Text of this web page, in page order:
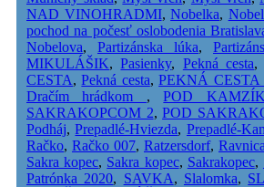
NAD VINOHRADMI,Nobelka,
pochod na počesť oslobodenia
Nobelova, Partizánska lúka,
MIKULÁŠIK,Pasienky, Pekná cesta,
CESTA,Pekná cesta,PEKNÁ CESTA
Dračím hrádkom ,POD
SAKRAKOPCOM 2,POD
Podháj,Prepadlé-Hviezda, Prepadlé-
Račko, Račko 007, Ratzersdorf,
Sakra kopec, Sakra kopec, Sakrakopec,
Patrónka 2020, SAVKA, Slalomka,